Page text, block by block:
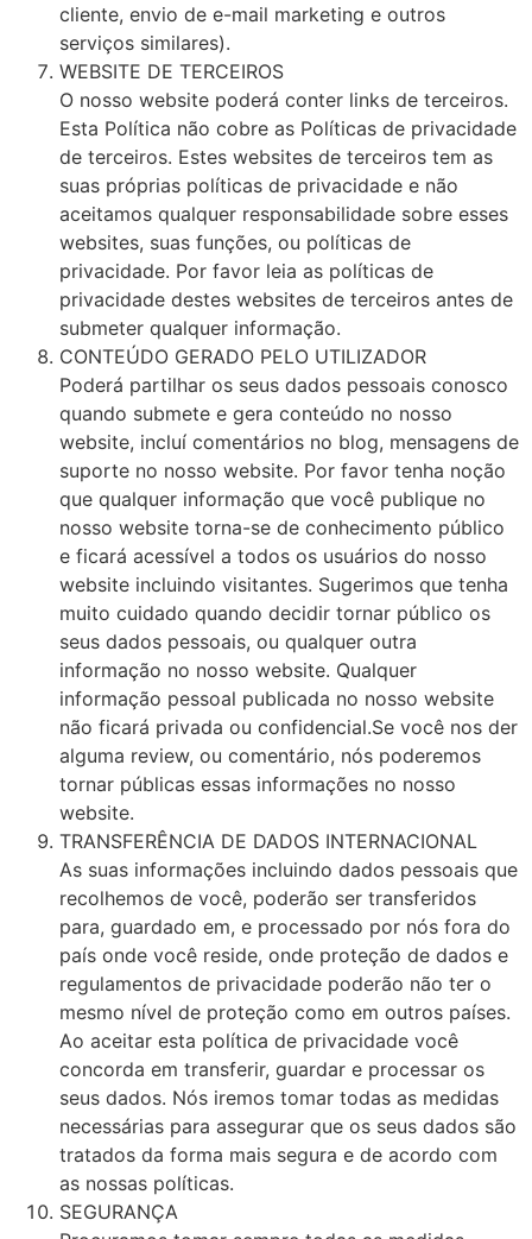
cliente, envio de e-mail marketing e outros
serviços similares).
WEBSITE DE TERCEIROS
O nosso website poderá conter links de terceiros.
Esta Política não cobre as Políticas de privacidade
de terceiros. Estes websites de terceiros tem as
suas próprias políticas de privacidade e não
aceitamos qualquer responsabilidade sobre esses
websites, suas funções, ou políticas de
privacidade. Por favor leia as políticas de
privacidade destes websites de terceiros antes de
submeter qualquer informação.
CONTEÚDO GERADO PELO UTILIZADOR
Poderá partilhar os seus dados pessoais conosco
quando submete e gera conteúdo no nosso
website, incluí comentários no blog, mensagens de
suporte no nosso website. Por favor tenha noção
que qualquer informação que você publique no
nosso website torna-se de conhecimento público
e ficará acessível a todos os usuários do nosso
website incluindo visitantes. Sugerimos que tenha
muito cuidado quando decidir tornar público os
seus dados pessoais, ou qualquer outra
informação no nosso website. Qualquer
informação pessoal publicada no nosso website
não ficará privada ou confidencial.Se você nos der
alguma review, ou comentário, nós poderemos
tornar públicas essas informações no nosso
website.
TRANSFERÊNCIA DE DADOS INTERNACIONAL
As suas informações incluindo dados pessoais que
recolhemos de você, poderão ser transferidos
para, guardado em, e processado por nós fora do
país onde você reside, onde proteção de dados e
regulamentos de privacidade poderão não ter o
mesmo nível de proteção como em outros países.
Ao aceitar esta política de privacidade você
concorda em transferir, guardar e processar os
seus dados. Nós iremos tomar todas as medidas
necessárias para assegurar que os seus dados são
tratados da forma mais segura e de acordo com
as nossas políticas.
SEGURANÇA